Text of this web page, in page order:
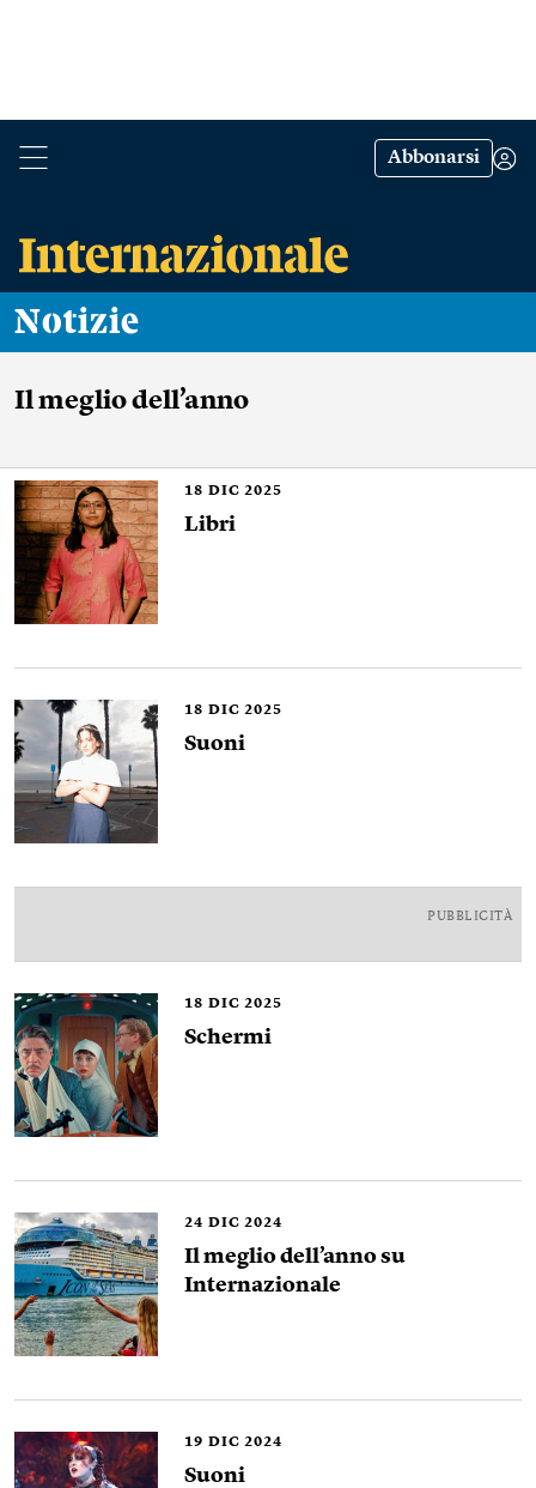
Abbonarsi
Notizie
Il meglio dell’anno
18 DIC 2025
Libri
18 DIC 2025
Suoni
PUBBLICITÀ
18 DIC 2025
Schermi
24 DIC 2024
Il meglio dell’anno su
Internazionale
19 DIC 2024
Suoni